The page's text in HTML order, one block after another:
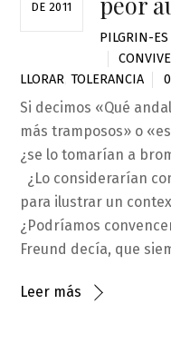
DE 2011
PILGRIN-ES
LLORAR ,TOLERANCIA 0
Si decimos «Qué
más tramposos» o
¿se lo tomarían a
¿Lo considerarían
para ilustrar un
¿Podríamos
Freund decía, que
Leer más